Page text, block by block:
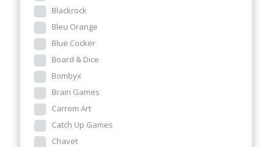
Blackrock
Bleu Orange
Blue Cocker
Board & Dice
Bombyx
Brain Games
Carrom Art
Catch Up Games
Chavet